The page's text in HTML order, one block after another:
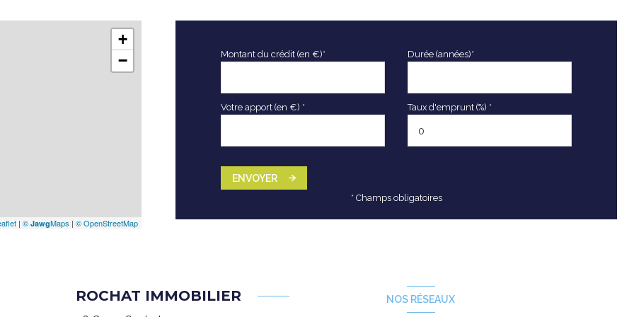
+
−
| © JawgMaps | © OpenStreetMap
Montant du crédit (en €)* Durée (années)*
Votre apport (en €) * Taux d'emprunt (%) *
ENVOYER
* Champs obligatoires
ROCHAT IMMOBILIER NOS RÉSEAUX